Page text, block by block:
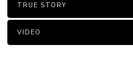
TRUE STORY
VIDEO